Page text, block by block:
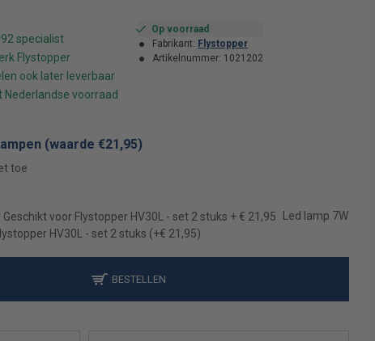
Op voorraad
Fabrikant: Flystopper
Artikelnummer: 1021202
(waarde €21,95)
toe
Led lamp 7W
HV30L - set 2 stuks (+€ 21,95)
BESTELLEN